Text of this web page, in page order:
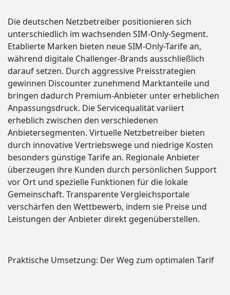
Die deutschen Netzbetreiber positionieren sich
unterschiedlich im wachsenden SIM-Only-Segment.
Etablierte Marken bieten neue SIM-Only-Tarife an,
während digitale Challenger-Brands ausschließlich
darauf setzen. Durch aggressive Preisstrategien
gewinnen Discounter zunehmend Marktanteile und
bringen dadurch Premium-Anbieter unter erheblichen
Anpassungsdruck. Die Servicequalität variiert
erheblich zwischen den verschiedenen
Anbietersegmenten. Virtuelle Netzbetreiber bieten
durch innovative Vertriebswege und niedrige Kosten
besonders günstige Tarife an. Regionale Anbieter
überzeugen ihre Kunden durch persönlichen Support
vor Ort und spezielle Funktionen für die lokale
Gemeinschaft. Transparente Vergleichsportale
verschärfen den Wettbewerb, indem sie Preise und
Leistungen der Anbieter direkt gegenüberstellen.
Praktische Umsetzung: Der Weg zum optimalen Tarif